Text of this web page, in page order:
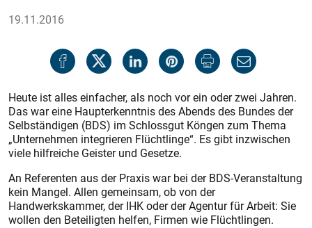
19.11.2016
Heute ist alles einfacher, als noch vor ein oder zwei Jahren.
Das war eine Haupterkenntnis des Abends des Bundes der
Selbständigen (BDS) im Schlossgut Köngen zum Thema
„Unternehmen integrieren Flüchtlinge“. Es gibt inzwischen
viele hilfreiche Geister und Gesetze.
An Referenten aus der Praxis war bei der BDS-Veranstaltung
kein Mangel. Allen gemeinsam, ob von der
Handwerkskammer, der IHK oder der Agentur für Arbeit: Sie
wollen den Beteiligten helfen, Firmen wie Flüchtlingen.